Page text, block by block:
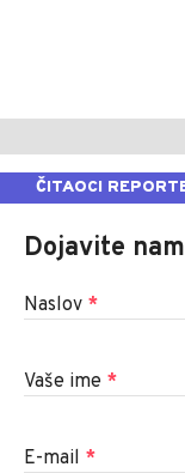
ČITAOCI
Dojavite
Naslov *
Vaše ime *
E-mail *